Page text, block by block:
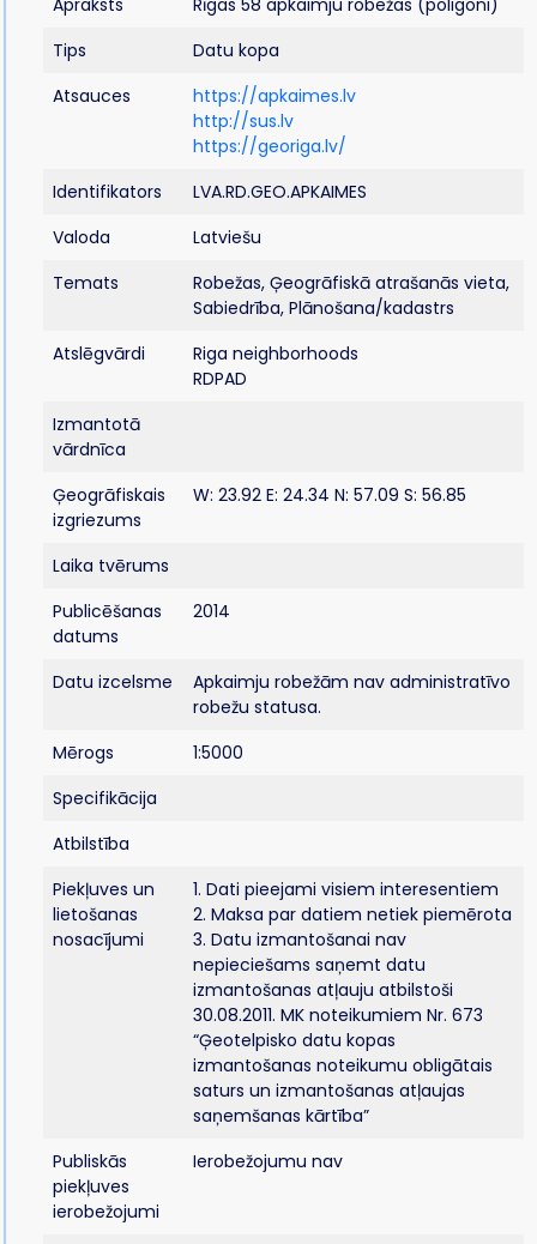
Apraksts
Rīgas 58 apkaimju robežas (poligoni)
Tips
Datu kopa
Atsauces
https://apkaimes.lv
http://sus.lv
https://georiga.lv/
Identifikators
LVA.RD.GEO.APKAIMES
Valoda
Latviešu
Temats
Robežas, Ģeogrāfiskā atrašanās vieta,
Sabiedrība, Plānošana/kadastrs
Atslēgvārdi
Riga neighborhoods
RDPAD
Izmantotā
vārdnīca
Ģeogrāfiskais
izgriezums
W: 23.92 E: 24.34 N: 57.09 S: 56.85
Laika tvērums
Publicēšanas
datums
2014
Datu izcelsme
Apkaimju robežām nav administratīvo
robežu statusa.
Mērogs
1:5000
Specifikācija
Atbilstība
Piekļuves un
lietošanas
nosacījumi
1. Dati pieejami visiem interesentiem
2. Maksa par datiem netiek piemērota
3. Datu izmantošanai nav
nepieciešams saņemt datu
izmantošanas atļauju atbilstoši
30.08.2011. MK noteikumiem Nr. 673
“Ģeotelpisko datu kopas
izmantošanas noteikumu obligātais
saturs un izmantošanas atļaujas
saņemšanas kārtība”
Publiskās
piekļuves
ierobežojumi
Ierobežojumu nav